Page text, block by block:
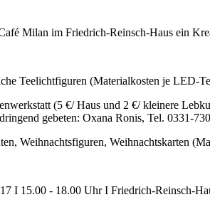
Milan im Friedrich-Reinsch-Haus ein
Teelichtfiguren (Materialkosten je LED-
(5 €/ Haus und 2 €/ kleinere
gebeten: Oxana Ronis, Tel. 0331-
Weihnachtsfiguren, Weihnachtskarten
I 15.00 - 18.00 Uhr I Friedrich-Reinsch-